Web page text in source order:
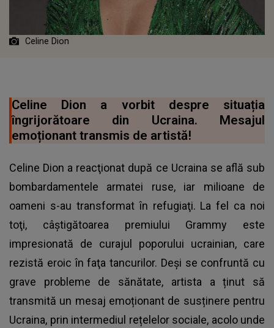
Celine Dion
Celine Dion a vorbit despre situația
îngrijorătoare din Ucraina. Mesajul
emoționant transmis de artistă!
Celine Dion a reacţionat după ce Ucraina se află sub
bombardamentele armatei ruse, iar milioane de
oameni s-au transformat în refugiaţi. La fel ca noi
toţi, câștigătoarea premiului Grammy este
impresionată de curajul poporului ucrainian, care
rezistă eroic în faţa tancurilor. Deși se confruntă cu
grave probleme de sănătate, artista a ținut să
transmită un mesaj emoționant de susținere pentru
Ucraina, prin intermediul rețelelor sociale, acolo unde